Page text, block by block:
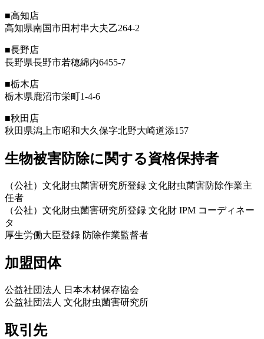
■高知店
高知県南国市田村串大夫乙264-2
■長野店
長野県長野市若穂綿内6455-7
■栃木店
栃木県鹿沼市栄町1-4-6
■秋田店
秋田県潟上市昭和大久保字北野大崎道添157
生物被害防除に関する資格保持者
（公社）文化財虫菌害研究所登録 文化財虫菌害防除作業主
任者
（公社）文化財虫菌害研究所登録 文化財 IPM コーディネー
タ
厚生労働大臣登録 防除作業監督者
加盟団体
公益社団法人 日本木材保存協会
公益社団法人 文化財虫菌害研究所
取引先